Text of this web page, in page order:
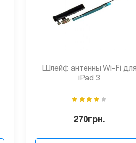
Шлейф антенны Wi-Fi для
iPad 3
270грн.